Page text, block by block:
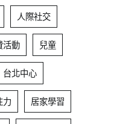
人際社交
活動 兒童
台北中心
力 居家學習